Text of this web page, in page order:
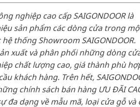
nghiệp cao cấp SAIGONDOOR là
sản phẩm các dòng cửa trong
thống Showroom SAIGONDOOR.
xuất và phân phối những dòng
chất lượng cao, giá thành phù
khách hàng. Trên hết,
chính sách bán hàng ƯU ĐÃI
đa dạng về mẫu mã, loại cửa gỗ và